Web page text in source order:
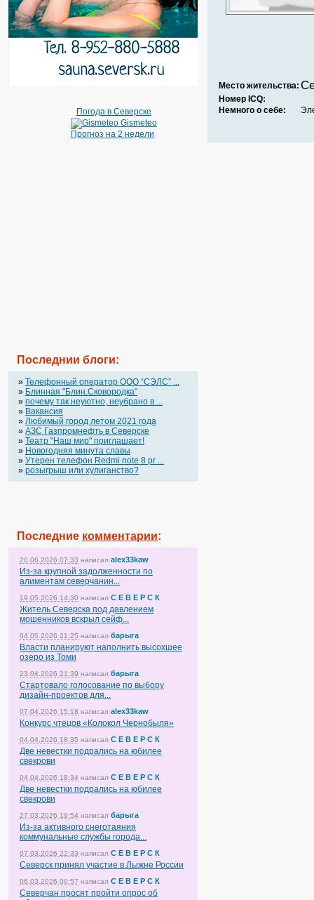
Погода в Северске
Gismeteo
Прогноз на 2 недели
Последнии блоги:
» Телефонный оператор OOO “СЭЛС” ...
» Блинная "Блин.Сковородка"
» почему так неуютно, неубрано в ...
» Вакансия
» Любимый город летом 2021 года
» АЗС Газпромнефть в Северске
» Театр "Наш мир" приглашает!
» Новогодняя минута славы
» Утерен телефон Redmi note 8 pr ...
» розыгрыш или хулиганство?
Последние комментарии:
20.06.2026 07:33 написал alex33kaw
Из-за крупной задолженности по
алиментам северчанин...
19.05.2026 14:30 написал С Е В Е Р С К
Житель Северска под давлением
мошенников вскрыл сейф...
04.05.2026 21:25 написал барыга
Власти планируют наполнить высохшее
озеро из Томи
23.04.2026 21:39 написал барыга
Стартовало голосование по выбору
дизайн-проектов для...
07.04.2026 15:18 написал alex33kaw
Конкурс чтецов «Колокол Чернобыля»
04.04.2026 18:35 написал С Е В Е Р С К
Две невестки подрались на юбилее
свекрови
04.04.2026 18:34 написал С Е В Е Р С К
Две невестки подрались на юбилее
свекрови
27.03.2026 19:54 написал барыга
Из-за активного снеготаяния
коммунальные службы города...
07.03.2026 22:33 написал С Е В Е Р С К
Северск принял участие в Лыжне России
06.03.2026 00:57 написал С Е В Е Р С К
Северчан просят пройти опрос об
Место жительства:
Номер ICQ:
Немного о себе: